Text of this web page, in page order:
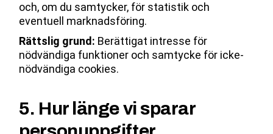
och, om du samtycker, för statistik och
eventuell marknadsföring.
Rättslig grund: Berättigat intresse för
nödvändiga funktioner och samtycke för icke-
nödvändiga cookies.
5. Hur länge vi sparar